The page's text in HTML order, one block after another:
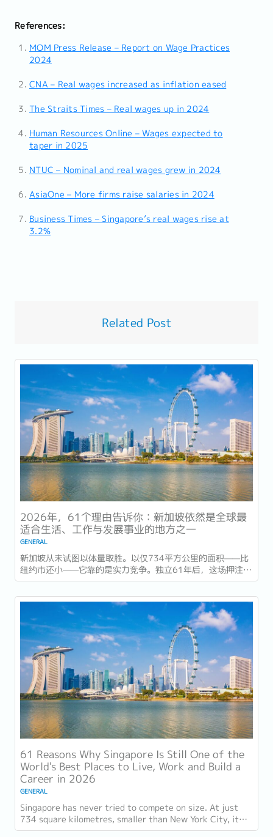
References:
MOM Press Release – Report on Wage Practices
2024
CNA – Real wages increased as inflation eased
The Straits Times – Real wages up in 2024
Human Resources Online – Wages expected to
taper in 2025
NTUC – Nominal and real wages grew in 2024
AsiaOne – More firms raise salaries in 2024
Business Times – Singapore’s real wages rise at
3.2%
Related Post
2026年，61个理由告诉你：新加坡依然是全球最
适合生活、工作与发展事业的地方之一
GENERAL
新加坡从未试图以体量取胜。以仅734平方公里的面积——比
纽约市还小——它靠的是实力竞争。独立61年后，这场押注在
今年以异常容易衡量的方式得到了回报：一个几乎没有天然资
源的国家，如今运营着全球最佳机场，跻身全球最安全国家之
列，并刚刚超越了花了两个世纪才建立起稳定声誉的瑞士，夺
得一项全球主要竞争力...
61 Reasons Why Singapore Is Still One of the
World's Best Places to Live, Work and Build a
Career in 2026
GENERAL
Singapore has never tried to compete on size. At just
734 square kilometres, smaller than New York City, it
competes on capability instead....